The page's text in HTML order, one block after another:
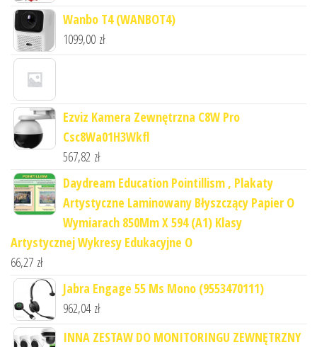
Wanbo T4 (WANBOT4)
1099,00 zł
Ezviz Kamera Zewnętrzna C8W Pro
Csc8Wa01H3Wkfl
567,82 zł
Daydream Education Pointillism , Plakaty
Artystyczne Laminowany Błyszczący Papier O
Wymiarach 850Mm X 594 (A1) Klasy
Artystycznej Wykresy Edukacyjne O
66,27 zł
Jabra Engage 55 Ms Mono (9553470111)
962,04 zł
INNA ZESTAW DO MONITORINGU ZEWNĘTRZNY